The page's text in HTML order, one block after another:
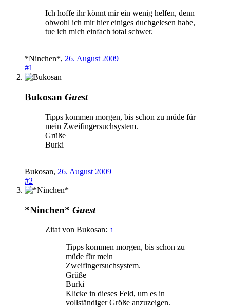
Ich hoffe ihr könnt mir ein wenig helfen, denn
obwohl ich mir hier einiges duchgelesen habe,
tue ich mich einfach total schwer.
*Ninchen*, 26. August 2009
#1
Bukosan Guest
Tipps kommen morgen, bis schon zu müde für
mein Zweifingersuchsystem.
Grüße
Burki
Bukosan, 26. August 2009
#2
*Ninchen* Guest
Zitat von Bukosan: ↑
Tipps kommen morgen, bis schon zu
müde für mein
Zweifingersuchsystem.
Grüße
Burki
Klicke in dieses Feld, um es in
vollständiger Größe anzuzeigen.